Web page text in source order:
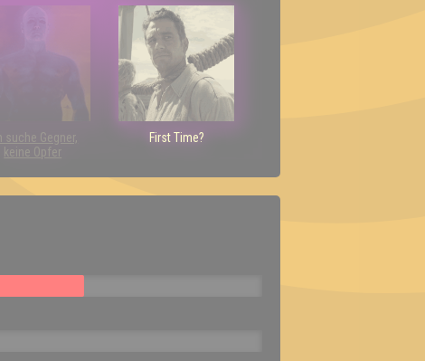
suche Gegner,
keine Opfer
First Time?